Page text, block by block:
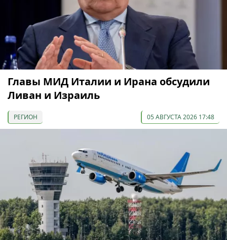
Главы МИД Италии и Ирана обсудили
Ливан и Израиль
РЕГИОН 05 АВГУСТА 2026 17:48